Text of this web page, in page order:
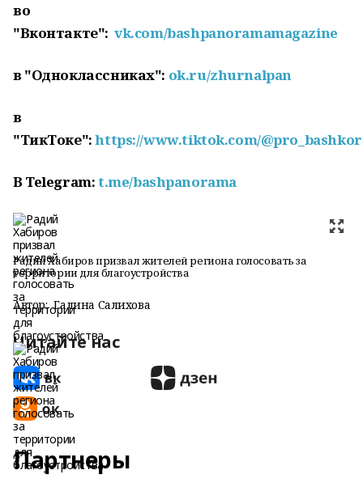
во
"Вконтакте":vk.com/bashpanoramamagazine
в "Одноклассниках": ok.ru/zhurnalpan
в
"ТикТоке":https://www.tiktok.com/
В Telegram:t.me/bashpanorama
Радий Хабиров призвал жителей региона голосовать за
территории для благоустройства
Автор: Галина Салихова
Читайте нас
Партнеры